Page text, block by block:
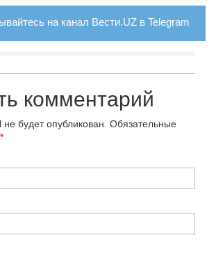
на канал Вести.UZ в Telegram
комментарий
будет опубликован. Обязательные
*